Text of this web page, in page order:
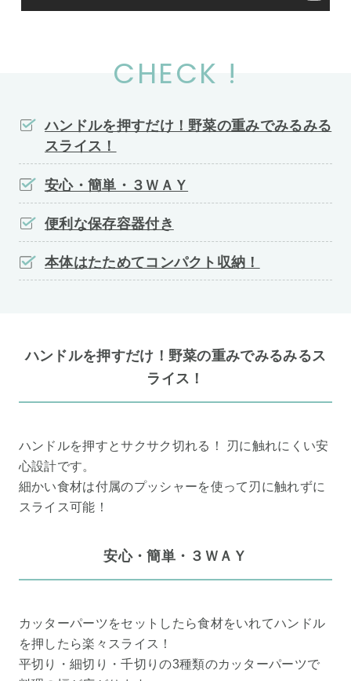
CHECK !
ハンドルを押すだけ！野菜の重みでみるみる
スライス！
安心・簡単・３ＷＡＹ
便利な保存容器付き
本体はたためてコンパクト収納！
ハンドルを押すだけ！野菜の重みでみるみるス
ライス！
ハンドルを押すとサクサク切れる！ 刃に触れにくい安
心設計です。
細かい食材は付属のプッシャーを使って刃に触れずに
スライス可能！
安心・簡単・３ＷＡＹ
カッターパーツをセットしたら食材をいれてハンドル
を押したら楽々スライス！
平切り・細切り・千切りの3種類のカッターパーツで